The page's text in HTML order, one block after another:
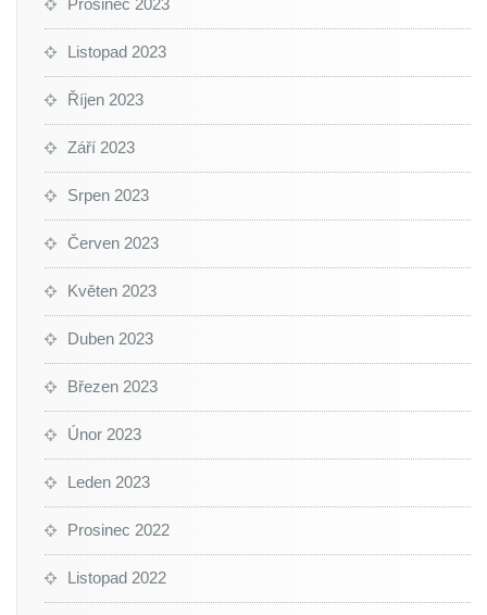
Prosinec 2023
Listopad 2023
Říjen 2023
Září 2023
Srpen 2023
Červen 2023
Květen 2023
Duben 2023
Březen 2023
Únor 2023
Leden 2023
Prosinec 2022
Listopad 2022